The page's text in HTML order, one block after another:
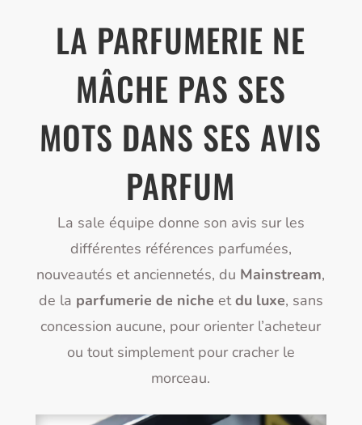
LA PARFUMERIE NE
MÂCHE PAS SES
MOTS DANS SES AVIS
PARFUM
La sale équipe donne son avis sur les
différentes références parfumées,
nouveautés et anciennetés, du Mainstream,
de la parfumerie de niche etdu luxe, sans
concession aucune, pour orienter l’acheteur
ou tout simplement pour cracher le
morceau.